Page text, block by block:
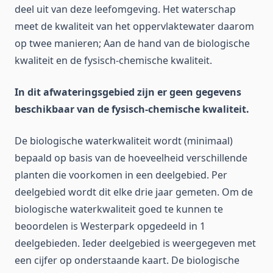
DLG vernatting
Gemeenschapspolder West
Bloemendalerpolder Weesp
Gooiergracht
Oud-Aa
Geheel afwateringsgebied
Heicop en Geer
Bovenland
Haveneiland
Geheel afwateringsgebied
Heintjesrak- en Broekerpolder
Geheel afwateringsgebied
Nabij Faunapassage
Broekerpolder
Hilversumse Meent
Geheel afwateringsgebied
Hilversumse Meent
Hilversumse Ondermeent
Geheel afwateringsgebied
Hoeker- en Garstenpolder
Bemalen gebied
Noord
Oost
Geheel afwateringsgebied
Holendrechter- en Bullewijker Polder (z en w)
Holland, Sticht, Voorburg en Polder het Honderd oost
Geheel afwateringsgebied
Voorburg
Deelgebied 2
Hollandsch Ankeveensche Polder
Geheel afwateringsgebied
Bemalen
Ankeveensche Plassen HAP noord
Ankeveensche Plassen HAP zuid
Honderdsche polder west
Geheel afwateringsgebied
Honderdsche polder west
Hoogwaterzone Amstelkade P1
Geheel afwateringsgebied
Hoogwaterzone Amstelkade P1
Hoogwaterzone Amstelkade P2
Geheel afwateringsgebied
Horn- en Kuyerpolder
Horstermeerpolder en Meeruiterdijksche Polder
deel uit van deze leefomgeving. Het waterschap
meet de kwaliteit van het oppervlaktewater daarom
op twee manieren; Aan de hand van de biologische
kwaliteit en de fysisch-chemische kwaliteit.
In dit afwateringsgebied zijn er geen gegevens
beschikbaar van de fysisch-chemische kwaliteit.
De biologische waterkwaliteit wordt (minimaal)
bepaald op basis van de hoeveelheid verschillende
planten die voorkomen in een deelgebied. Per
deelgebied wordt dit elke drie jaar gemeten. Om de
biologische waterkwaliteit goed te kunnen te
beoordelen is Westerpark opgedeeld in 1
deelgebieden. Ieder deelgebied is weergegeven met
een cijfer op onderstaande kaart. De biologische